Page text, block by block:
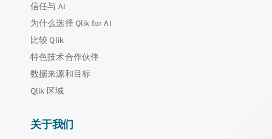
信任与 AI
为什么选择 Qlik for AI
比较 Qlik
特色技术合作伙伴
数据来源和目标
Qlik 区域
关于我们